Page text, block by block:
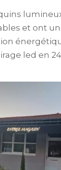
et ont
led en